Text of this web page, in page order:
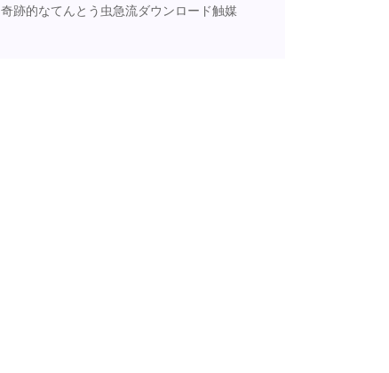
奇跡的なてんとう虫急流ダウンロード触媒